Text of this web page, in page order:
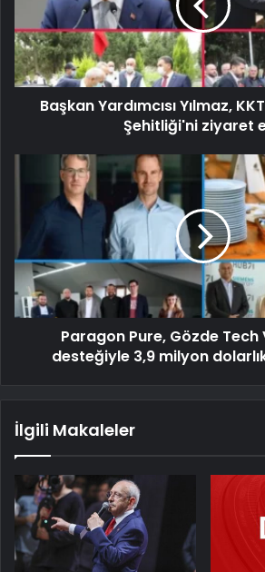
Başkan Yardımcısı Yılmaz,
Şehitliği'ni ziyaret
Paragon Pure, Gözde Tech
desteğiyle 3,9 milyon
İlgili Makaleler